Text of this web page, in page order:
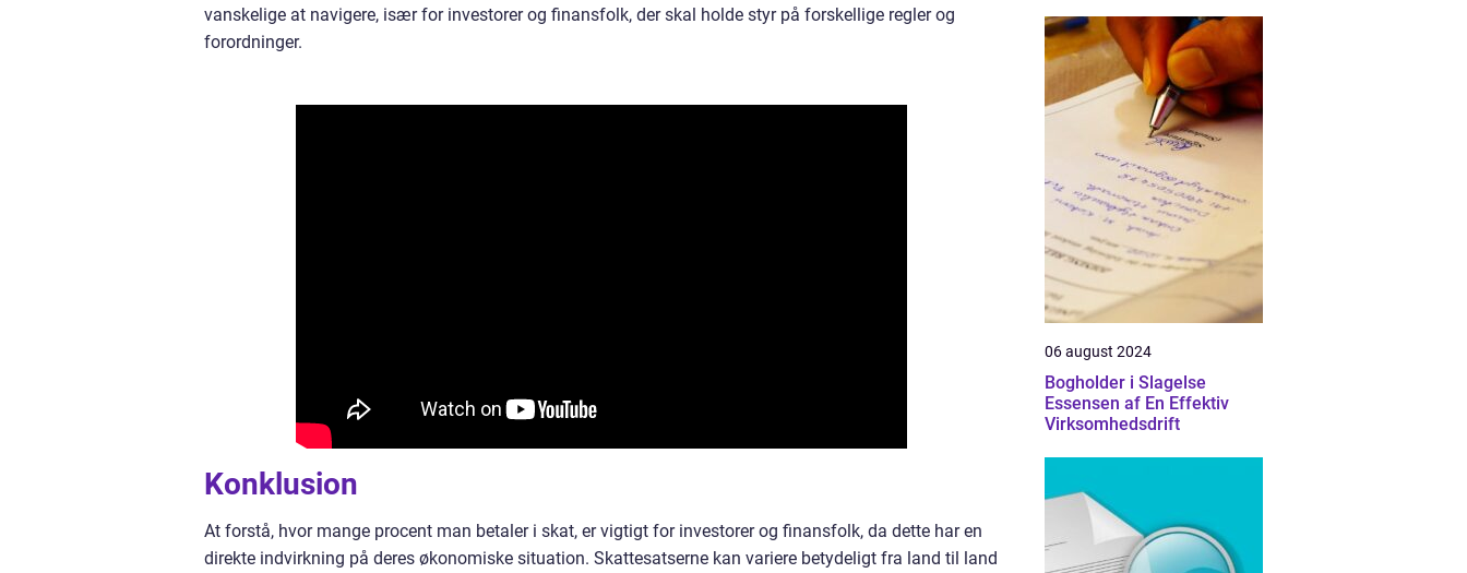
vanskelige at navigere, især for investorer og finansfolk, der skal holde styr på forskellige regler og
forordninger.
Konklusion
At forstå, hvor mange procent man betaler i skat, er vigtigt for investorer og finansfolk, da dette har en
direkte indvirkning på deres økonomiske situation. Skattesatserne kan variere betydeligt fra land til land
06 august 2024
Bogholder i Slagelse
Essensen af En Effektiv
Virksomhedsdrift